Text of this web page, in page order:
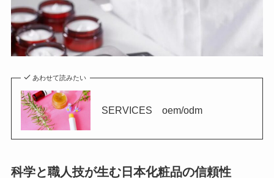
あわせて読みたい
SERVICES oem/odm
科学と職人技が生む日本化粧品の信頼性